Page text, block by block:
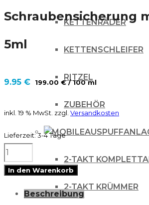
KETTENRÄDER
KETTENSCHLEIFER
RITZEL
ZUBEHÖR
2-TAKT
2-TAKT KRÜMMER
Schraubensicherung
5ml
9.95 € 199.00 €/100 ml
inkl. 19 % MwSt. zzgl. Versandkosten
Lieferzeit:3-4 Tage
LOCTITE
243
Schraubensicherung
medium
In den Warenkorb
Beschreibung